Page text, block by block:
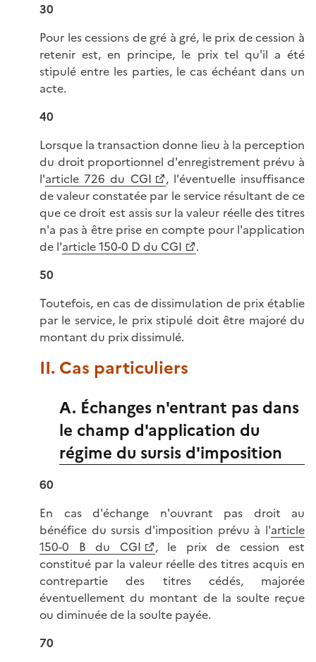
30
Pour les cessions de gré à gré, le prix de cession à
retenir est, en principe, le prix tel qu'il a été
stipulé entre les parties, le cas échéant dans un
acte.
40
Lorsque la transaction donne lieu à la perception
du droit proportionnel d'enregistrement prévu à
l'article 726 du CGI
, l'éventuelle insuffisance
de valeur constatée par le service résultant de ce
que ce droit est assis sur la valeur réelle des titres
n'a pas à être prise en compte pour l'application
de l'article 150-0 D du CGI
.
50
Toutefois, en cas de dissimulation de prix établie
par le service, le prix stipulé doit être majoré du
montant du prix dissimulé.
II. Cas particuliers
A. Échanges n'entrant pas dans
le champ d'application du
régime du sursis d'imposition
60
En cas d'échange n'ouvrant pas droit au
bénéfice du sursis d'imposition prévu à l'article
150-0 B du CGI
, le prix de cession est
constitué par la valeur réelle des titres acquis en
contrepartie des titres cédés, majorée
éventuellement du montant de la soulte reçue
ou diminuée de la soulte payée.
70